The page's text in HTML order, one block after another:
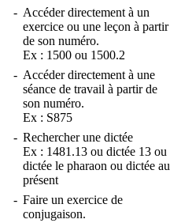
- Accéder directement à un
exercice ou une leçon à partir
de son numéro.
Ex : 1500 ou 1500.2
- Accéder directement à une
séance de travail à partir de
son numéro.
Ex : S875
- Rechercher une dictée
Ex : 1481.13 ou dictée 13 ou
dictée le pharaon ou dictée au
présent
- Faire un exercice de
conjugaison.